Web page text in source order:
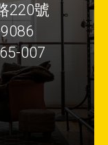
220號
007